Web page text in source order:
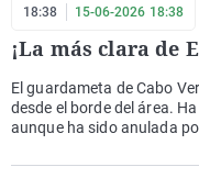
18:38 15-06-2026 18:38
¡La más clara de
El guardameta de Cabo
desde el borde del área.
aunque ha sido anulada